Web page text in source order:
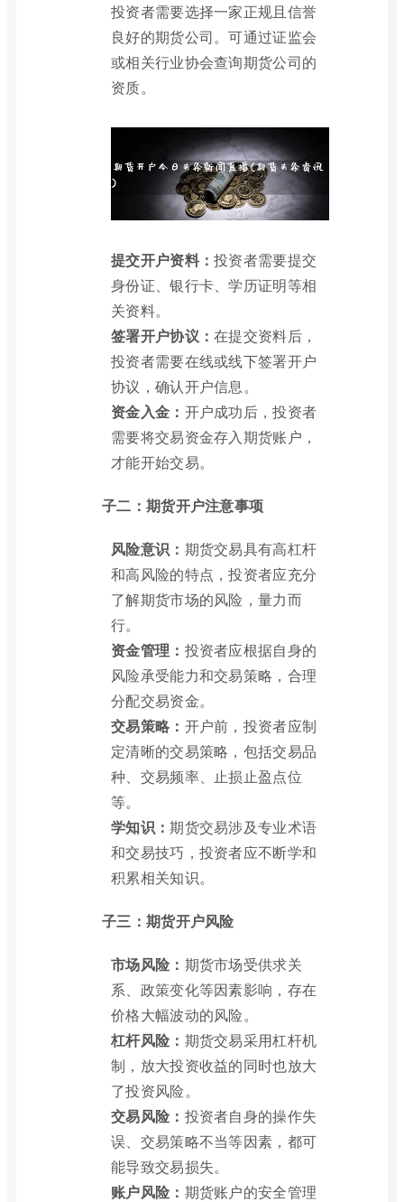
投资者需要选择一家正规且信誉
良好的期货公司。可通过证监会
或相关行业协会查询期货公司的
资质。
提交开户资料：投资者需要提交
身份证、银行卡、学历证明等相
关资料。
签署开户协议：在提交资料后，
投资者需要在线或线下签署开户
协议，确认开户信息。
资金入金： 开户成功后，投资者
需要将交易资金存入期货账户，
才能开始交易。
子二：期货开户注意事项
风险意识： 期货交易具有高杠杆
和高风险的特点，投资者应充分
了解期货市场的风险，量力而
行。
资金管理： 投资者应根据自身的
风险承受能力和交易策略，合理
分配交易资金。
交易策略： 开户前，投资者应制
定清晰的交易策略，包括交易品
种、交易频率、止损止盈点位
等。
学知识：期货交易涉及专业术语
和交易技巧，投资者应不断学和
积累相关知识。
子三：期货开户风险
市场风险： 期货市场受供求关
系、政策变化等因素影响，存在
价格大幅波动的风险。
杠杆风险： 期货交易采用杠杆机
制，放大投资收益的同时也放大
了投资风险。
交易风险： 投资者自身的操作失
误、交易策略不当等因素，都可
能导致交易损失。
账户风险： 期货账户的安全管理